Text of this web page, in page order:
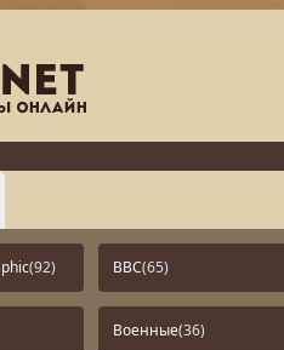
(92) BBC(65)
Военные(36)